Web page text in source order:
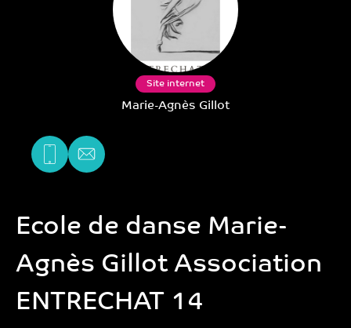
Site internet
Marie-Agnès Gillot
Ecole de danse Marie-
Agnès Gillot Association
ENTRECHAT 14